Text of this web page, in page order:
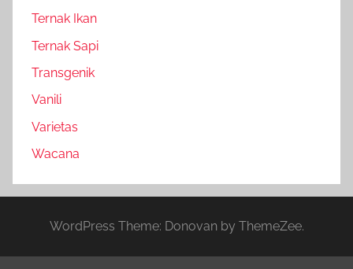
Ternak Ikan
Ternak Sapi
Transgenik
Vanili
Varietas
Wacana
WordPress Theme: Donovan by ThemeZee.